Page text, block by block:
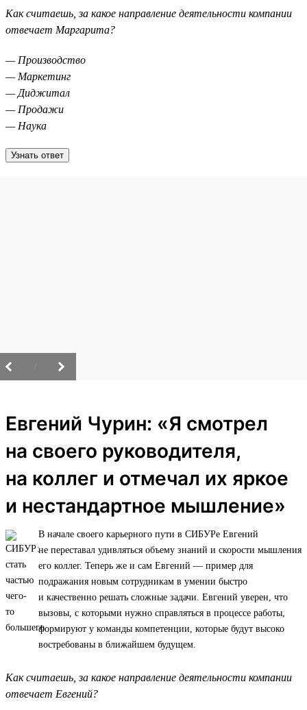
Как считаешь, за какое направление деятельности компании
отвечает Маргарита?
— Производство
— Маркетинг
— Диджитал
— Продажи
— Наука
Узнать ответ
Евгений Чурин: «Я смотрел
на своего руководителя,
на коллег и отмечал их яркое
и нестандартное мышление»
В начале своего карьерного пути в СИБУРе Евгений
не переставал удивляться объему знаний и скорости мышления
его коллег. Теперь же и сам Евгений — пример для
подражания новым сотрудникам в умении быстро
и качественно решать сложные задачи. Евгений уверен, что
вызовы, с которыми нужно справляться в процессе работы,
формируют у команды компетенции, которые будут высоко
востребованы в ближайшем будущем.
Как считаешь, за какое направление деятельности компании
отвечает Евгений?